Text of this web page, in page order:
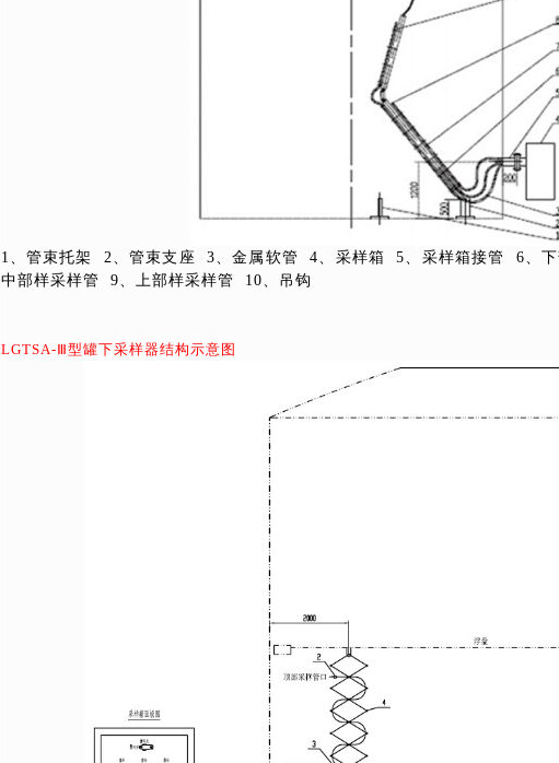
1 、管束托架 2 、管束支座 3 、金属软管 4 、采样箱 5 、采样箱接管 6 、
中部样采样管
9 、上部样采样管 10 、吊钩
LGTSA-Ⅲ型罐下采样器结构示意图